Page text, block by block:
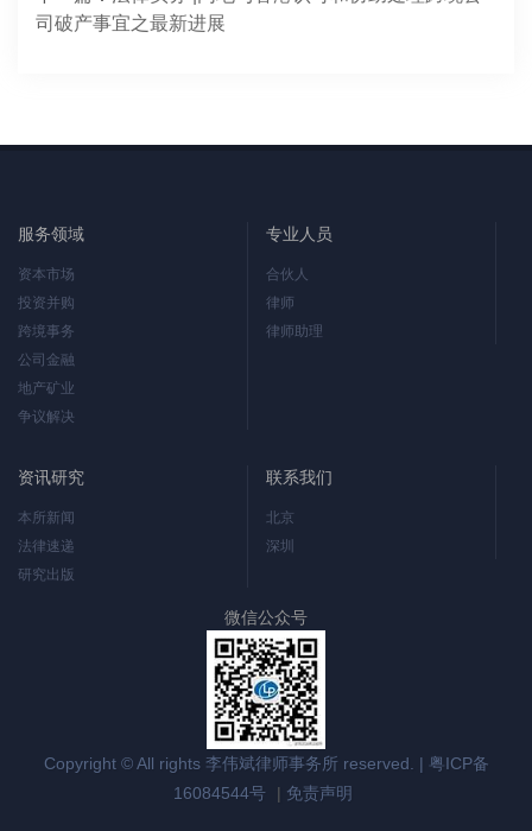
司破产事宜之最新进展
服务领域
资本市场
投资并购
跨境事务
公司金融
地产矿业
争议解决
专业人员
合伙人
律师
律师助理
资讯研究
本所新闻
法律速递
研究出版
联系我们
北京
深圳
Copyright © All rights 李伟斌律师事务所 reserved. | 粤ICP备
16084544号
| 免责声明
微信公众号